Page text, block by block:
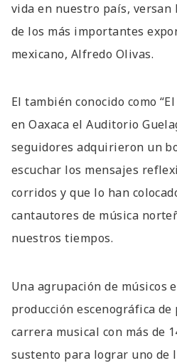
vida en nuestro país, versan
de los más importantes
mexicano, Alfredo Olivas.
El también conocido como
en Oaxaca el Auditorio
seguidores adquirieron un
escuchar los mensajes
corridos y que lo han
cantautores de música
nuestros tiempos.
Una agrupación de músicos
producción escenográfica
carrera musical con más de
sustento para lograr uno de